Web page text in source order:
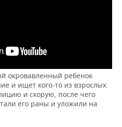
окровавленный ребенок
и ищет кого-то из взрослых.
и скорую, после чего
его раны и уложили на